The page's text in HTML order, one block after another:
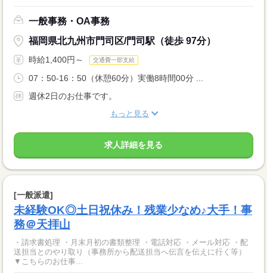
一般事務・OA事務
福岡県北九州市門司区/門司駅（徒歩 97分）
時給1,400円～ 交通費一部支給
07：50-16：50（休憩60分）実働8時間00分 ...
週休2日のお仕事です。
もっと見る
求人詳細を見る
[一般派遣]
未経験OK◎土日祝休み！残業少なめ♪大手！事
務＠天拝山
・請求書処理 ・月末月初の書類整理 ・電話対応 ・メール対応 ・配
送担当とのやり取り（事務所から配送担当へ伝言を伝えに行く等）
▼こちらのお仕事...